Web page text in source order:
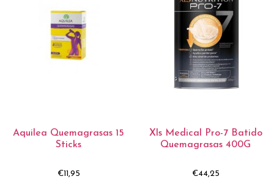
Aquilea Quemagrasas 15
Sticks
€11,95
Xls Medical Pro-7 Batido
Quemagrasas 400G
€44,25